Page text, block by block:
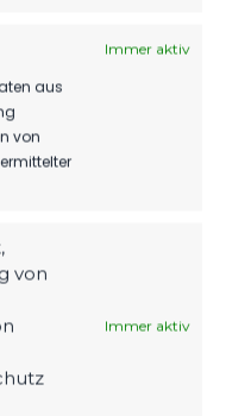
Immer aktiv
aus
von
von
Immer aktiv